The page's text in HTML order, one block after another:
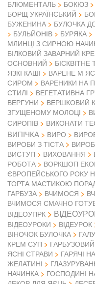
БЛЮМЕНТАЛЬ БОКЮЗ
БОРЩ УКРАЇНСЬКИЙ
БУЖЕНИНА
БУЛОЧКА
БУЛЬЙОНІВ
БУРЯКА
МЛИНЦІ З СИРНОЮ
БІЛКОВИЙ ЗАВАРНИЙ
ОСНОВНИЙ
БІСКВІТНЕ
ЯЗКІ КАШІ
ВАРЕНЕ М
СИРОМ
ВАРЕНИКИ НА
СТИЛІ
ВЕГЕТАТИВНА
ВЕРГУНИ
ВЕРШКОВИЙ
ЗГУЩЕНОМУ МОЛОЦІ
СИРОПІВ
ВИКОНАТИ
ВИПІЧКА ВИРО
ВИРОБИ З ТІСТА
ВИСТУП
ВИХОВАННЯ
РОБОТА
ВОРКШОП
ЄВРОПЕЙСЬКОГО РОКУ
ТОРТА МАСТИКОЮ
ГАРБУЗА
ВЧИМОСЯ
ВЧИМОСЯ СМАЧНО
ВІДЕОУПРК
ВІДЕОУРОКИ
ВІДЕУРОК
ВІНОЧОК БУЛОЧКА
КРЕМ СУП
ГАРБУЗОВИЙ
ЯСНІ СТРАВИ
ГАРЯЧІ
ЖЕЛАТИНІ
НАЧИНКА
ГОСПОДИНІ